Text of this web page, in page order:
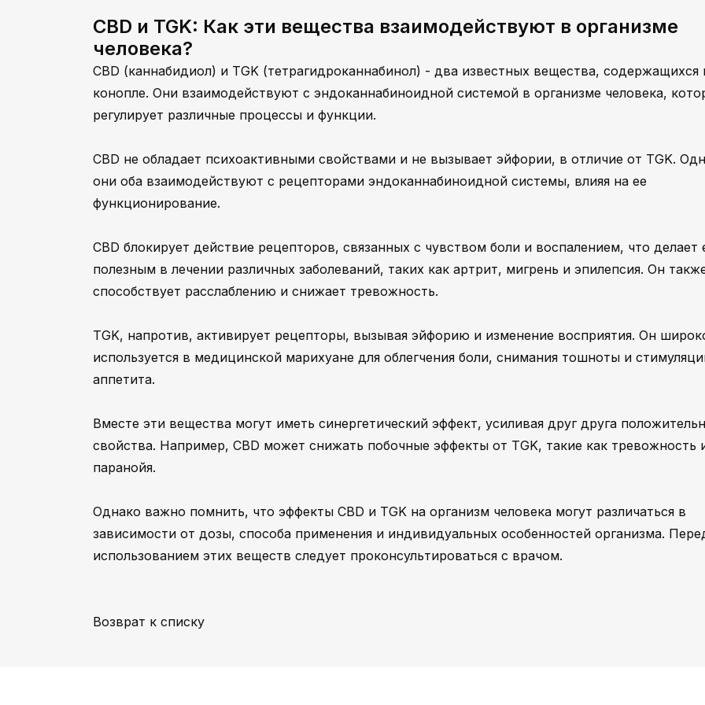
CBD и TGK: Как эти вещества взаимодействуют в организме
человека?
CBD (каннабидиол) и TGK (тетрагидроканнабинол) - два известных вещества, содержащихся
конопле. Они взаимодействуют с эндоканнабиноидной системой в организме человека,
регулирует различные процессы и функции.
CBD не обладает психоактивными свойствами и не вызывает эйфории, в отличие от TGK.
они оба взаимодействуют с рецепторами эндоканнабиноидной системы, влияя на ее
функционирование.
CBD блокирует действие рецепторов, связанных с чувством боли и воспалением, что делает
полезным в лечении различных заболеваний, таких как артрит, мигрень и эпилепсия. Он
способствует расслаблению и снижает тревожность.
TGK, напротив, активирует рецепторы, вызывая эйфорию и изменение восприятия. Он
используется в медицинской марихуане для облегчения боли, снимания тошноты и
аппетита.
Вместе эти вещества могут иметь синергетический эффект, усиливая друг друга
свойства. Например, CBD может снижать побочные эффекты от TGK, такие как тревожность
паранойя.
Однако важно помнить, что эффекты CBD и TGK на организм человека могут различаться в
зависимости от дозы, способа применения и индивидуальных особенностей организма.
использованием этих веществ следует проконсультироваться с врачом.
Возврат к списку